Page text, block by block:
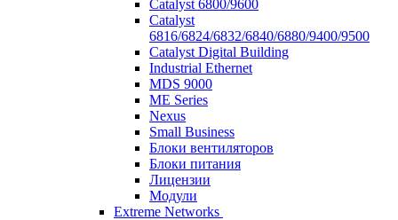
Catalyst 6800/9600
Catalyst
6816/6824/6832/6840/6880/9400/9500
Catalyst Digital Building
Industrial Ethernet
MDS 9000
ME Series
Nexus
Small Business
Блоки вентиляторов
Блоки питания
Лицензии
Модули
Extreme Networks